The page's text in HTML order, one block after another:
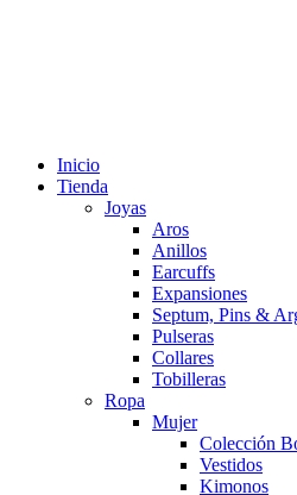
Inicio
Tienda
Joyas
Aros
Anillos
Earcuffs
Expansiones
Septum, Pins &
Pulseras
Collares
Tobilleras
Ropa
Mujer
Colección
Vestidos
Kimonos